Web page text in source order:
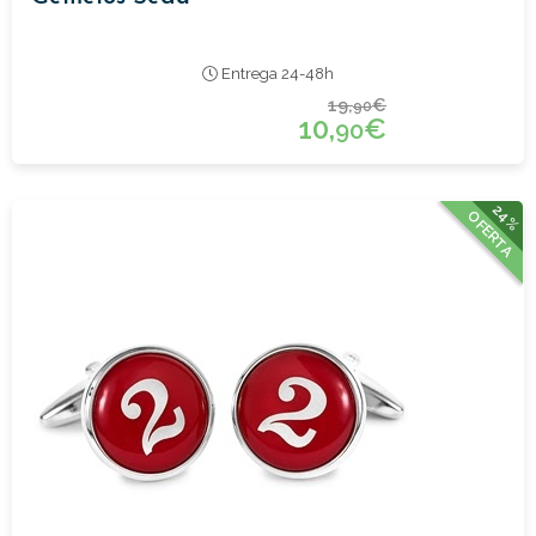
Entrega 24-48h
19,90€
10,90€
24%
OFERTA